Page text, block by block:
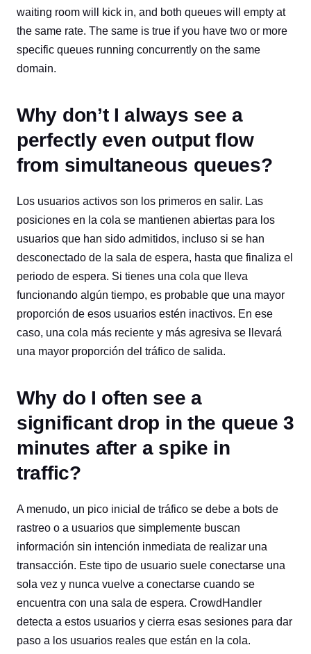
waiting room will kick in, and both queues will empty at
the same rate. The same is true if you have two or more
specific queues running concurrently on the same
domain.
Why don’t I always see a
perfectly even output flow
from simultaneous queues?
Los usuarios activos son los primeros en salir. Las
posiciones en la cola se mantienen abiertas para los
usuarios que han sido admitidos, incluso si se han
desconectado de la sala de espera, hasta que finaliza el
periodo de espera. Si tienes una cola que lleva
funcionando algún tiempo, es probable que una mayor
proporción de esos usuarios estén inactivos. En ese
caso, una cola más reciente y más agresiva se llevará
una mayor proporción del tráfico de salida.
Why do I often see a
significant drop in the queue 3
minutes after a spike in
traffic?
A menudo, un pico inicial de tráfico se debe a bots de
rastreo o a usuarios que simplemente buscan
información sin intención inmediata de realizar una
transacción. Este tipo de usuario suele conectarse una
sola vez y nunca vuelve a conectarse cuando se
encuentra con una sala de espera. CrowdHandler
detecta a estos usuarios y cierra esas sesiones para dar
paso a los usuarios reales que están en la cola.